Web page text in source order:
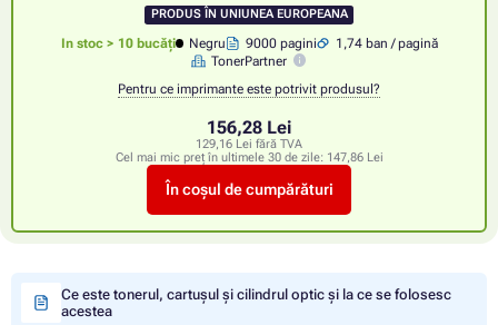
PRODUS ÎN UNIUNEA EUROPEANA
In stoc > 10 bucăți Negru 9000 pagini
1,74 ban / pagină
TonerPartner
Pentru ce imprimante este potrivit produsul?
156,28 Lei
129,16 Lei fără TVA
Cel mai mic preț în ultimele 30 de zile: 147,86 Lei
În coșul de cumpărături
Ce este tonerul, cartușul și cilindrul optic și la ce se folosesc
acestea